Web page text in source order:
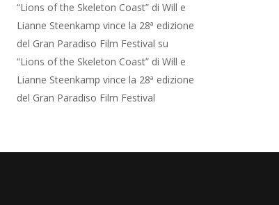
“Lions of the Skeleton Coast” di Will e
Lianne Steenkamp vince la 28ª edizione
del Gran Paradiso Film Festival su
“Lions of the Skeleton Coast” di Will e
Lianne Steenkamp vince la 28ª edizione
del Gran Paradiso Film Festival